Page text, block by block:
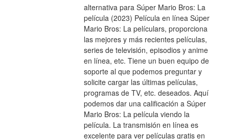
alternativa para Súper Mario Bros: La
película (2023) Película en línea Súper
Mario Bros: La películars, proporciona
las mejores y más recientes películas,
series de televisión, episodios y anime
en línea, etc. Tiene un buen equipo de
soporte al que podemos preguntar y
solicite cargar las últimas películas,
programas de TV, etc. deseados. Aquí
podemos dar una calificación a Súper
Mario Bros: La película viendo la
película. La transmisión en línea es
excelente para ver películas gratis en